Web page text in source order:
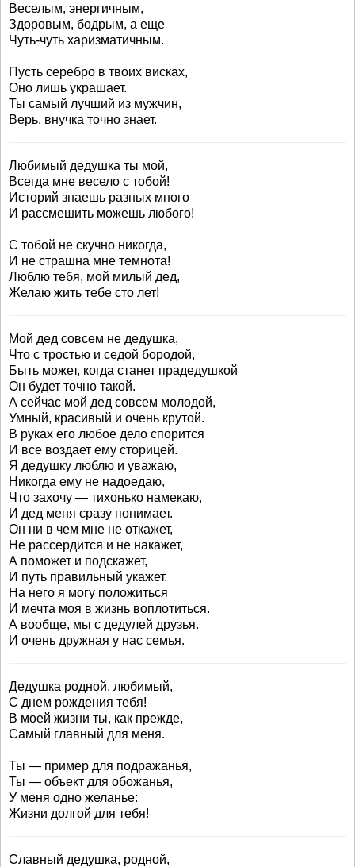
Веселым, энергичным,
Здоровым, бодрым, а еще
Чуть-чуть харизматичным.
Пусть серебро в твоих висках,
Оно лишь украшает.
Ты самый лучший из мужчин,
Верь, внучка точно знает.
Любимый дедушка ты мой,
Всегда мне весело с тобой!
Историй знаешь разных много
И рассмешить можешь любого!
С тобой не скучно никогда,
И не страшна мне темнота!
Люблю тебя, мой милый дед,
Желаю жить тебе сто лет!
Мой дед совсем не дедушка,
Что с тростью и седой бородой,
Быть может, когда станет прадедушкой
Он будет точно такой.
А сейчас мой дед совсем молодой,
Умный, красивый и очень крутой.
В руках его любое дело спорится
И все воздает ему сторицей.
Я дедушку люблю и уважаю,
Никогда ему не надоедаю,
Что захочу — тихонько намекаю,
И дед меня сразу понимает.
Он ни в чем мне не откажет,
Не рассердится и не накажет,
А поможет и подскажет,
И путь правильный укажет.
На него я могу положиться
И мечта моя в жизнь воплотиться.
А вообще, мы с дедулей друзья.
И очень дружная у нас семья.
Дедушка родной, любимый,
С днем рождения тебя!
В моей жизни ты, как прежде,
Самый главный для меня.
Ты — пример для подражанья,
Ты — объект для обожанья,
У меня одно желанье:
Жизни долгой для тебя!
Славный дедушка, родной,